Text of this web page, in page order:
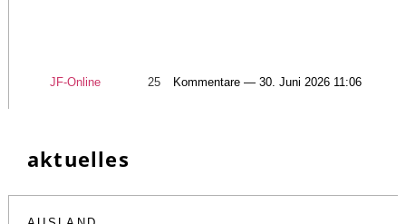
JF-Online 25 Kommentare — 30. Juni 2026 11:06
aktuelles